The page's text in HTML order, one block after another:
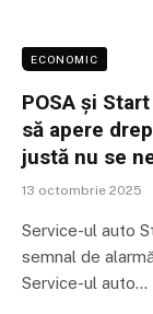
ECONOMIC
POSA și
să apere
justă nu se
13 octombrie 2025
Service-ul auto
semnal de
Service-ul auto…